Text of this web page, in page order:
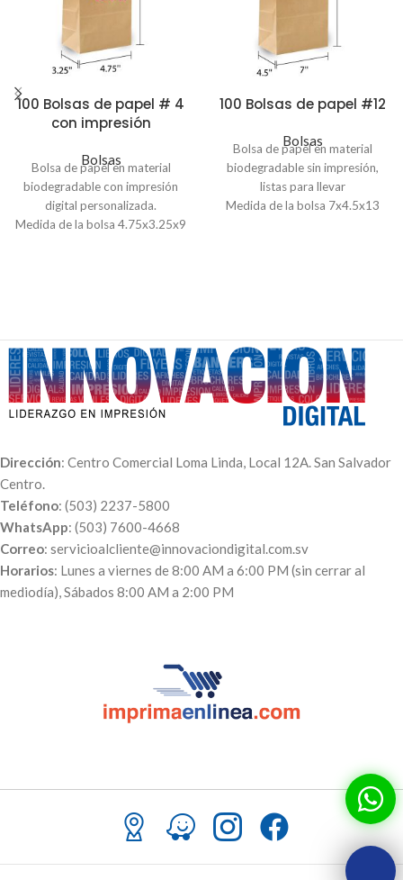
100 Bolsas de papel # 4
con impresión
Bolsas
Bolsa de papel en material
biodegradable con impresión
digital personalizada.
Medida de la bolsa 4.75x3.25x9
100 Bolsas de papel #12
Bolsas
Bolsa de papel en material
biodegradable sin impresión,
listas para llevar
Medida de la bolsa 7x4.5x13
Dirección: Centro Comercial Loma Linda, Local 12A. San Salvador
Centro.
Teléfono: (503) 2237-5800
WhatsApp: (503) 7600-4668
Correo: servicioalcliente@innovaciondigital.com.sv
Horarios: Lunes a viernes de 8:00 AM a 6:00 PM (sin cerrar al
mediodía), Sábados 8:00 AM a 2:00 PM